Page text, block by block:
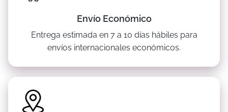
Envío Económico
Entrega estimada en 7 a 10 días hábiles para
envíos internacionales económicos.